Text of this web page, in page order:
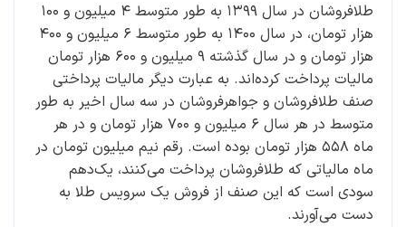
طلافروشان در سال ۱۳۹۹ به طور متوسط ۴ میلیون و ۱۰۰
هزار تومان، در سال ۱۴۰۰ به طور متوسط ۶ میلیون و ۴۰۰
هزار تومان و در سال گذشته ۹ میلیون و ۶۰۰ هزار تومان
مالیات پرداخت کرده‌اند. به عبارت دیگر مالیات پرداختی
صنف طلافروشان و جواهرفروشان در سه سال اخیر به طور
متوسط در هر سال ۶ میلیون و ۷۰۰ هزار تومان و در هر
ماه ۵۵۸ هزار تومان بوده است. رقم نیم میلیون تومان در
ماه مالیاتی که طلافروشان پرداخت می‌کنند، یک‌دهم
سودی است که این صنف از فروش یک سرویس طلا به
دست می‌آورند.